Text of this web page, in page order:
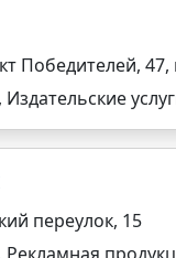
Победителей, 47,
переулок, 15